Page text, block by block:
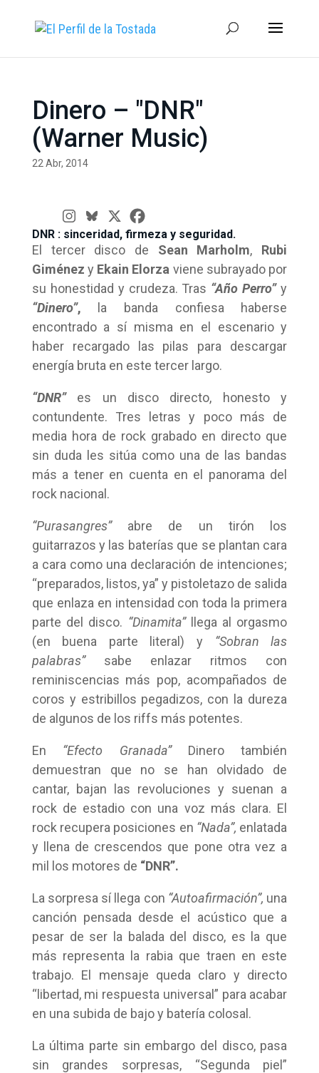
Dinero – "DNR"
(Warner Music)
22 Abr, 2014
DNR : sinceridad, firmeza y seguridad.
El tercer disco de Sean Marholm, Rubi
Giménez y Ekain Elorza viene subrayado por
su honestidad y crudeza. Tras “Año Perro” y
“Dinero”, la banda confiesa haberse
encontrado a sí misma en el escenario y
haber recargado las pilas para descargar
energía bruta en este tercer largo.
“DNR”
es un disco directo, honesto y
contundente. Tres letras y poco más de
media hora de rock grabado en directo que
sin duda les sitúa como una de las bandas
más a tener en cuenta en el panorama del
rock nacional.
“Purasangres”abre de un tirón los
guitarrazos y las baterías que se plantan cara
a cara como una declaración de intenciones;
“preparados, listos, ya” y pistoletazo de salida
que enlaza en intensidad con toda la primera
parte del disco. “Dinamita”llega al orgasmo
(en buena parte literal) y “Sobran las
palabras”sabe enlazar ritmos con
reminiscencias más pop, acompañados de
coros y estribillos pegadizos, con la dureza
de algunos de los riffs más potentes.
En “Efecto Granada”Dinero también
demuestran que no se han olvidado de
cantar, bajan las revoluciones y suenan a
rock de estadio con una voz más clara. El
rock recupera posiciones en “Nada”, enlatada
y llena de crescendos que pone otra vez a
mil los motores de “DNR”.
La sorpresa sí llega con “Autoafirmación”, una
canción pensada desde el acústico que a
pesar de ser la balada del disco, es la que
más representa la rabia que traen en este
trabajo. El mensaje queda claro y directo
“libertad, mi respuesta universal” para acabar
en una subida de bajo y batería colosal.
La última parte sin embargo del disco, pasa
sin grandes sorpresas, “Segunda piel”